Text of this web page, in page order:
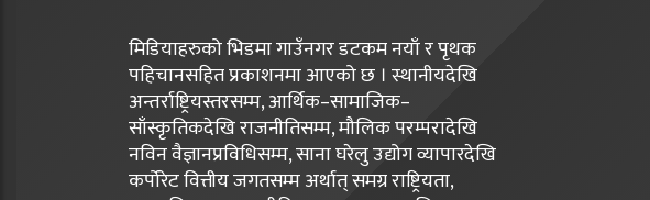
मिडियाहरुको भिडमा गाउँनगर डटकम नयाँ र पृथक
पहिचानसहित प्रकाशनमा आएको छ । स्थानीयदेखि
अन्तर्राष्ट्रियस्तरसम्म, आर्थिक–सामाजिक–
साँस्कृतिकदेखि राजनीतिसम्म, मौलिक परम्परादेखि
नविन वैज्ञानप्रविधिसम्म, साना घरेलु उद्योग व्यापारदेखि
कर्पोरेट वित्तीय जगतसम्म अर्थात् समग्र राष्ट्रियता,